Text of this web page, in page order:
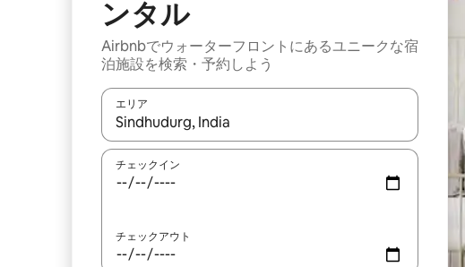
ンタル
Airbnbでウォーターフロントにあるユニークな宿
泊施設を検索・予約しよう
エリア
検索結果が表示されたら、上下の矢印キーを使って移動する
チェックイン
チェックアウト